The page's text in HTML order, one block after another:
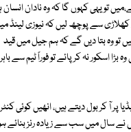
تو یہی کہوں گا کہ وہ نادان انسان
کھلاڑی سے پوچھ لیں کہ نیوزی لینڈ
وہ بتا دیں گے کہ ہم جیل میں قید
بات انھیں نقصان پہنچا رہی ہے، خدانخواستہ کبھی 2 میچز میں بھی وہ بڑا اسکور نہ کر پائے تو فوراً ٹیم
آ کر بول دیتے ہیں، انھیں کوئی
نے سال میں سب سے زیادہ رنز بنائے